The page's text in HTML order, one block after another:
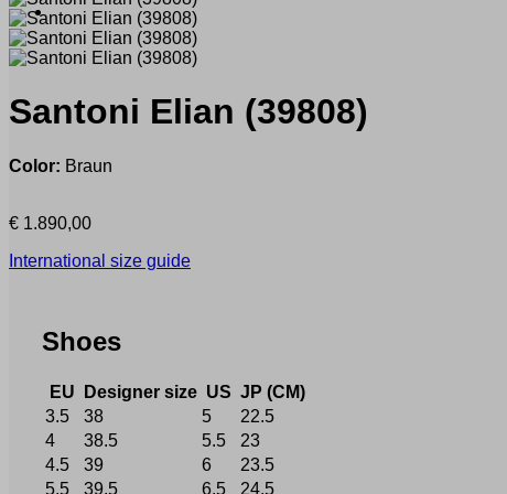
Santoni Elian (39808)
Color: Braun
€ 1.890,00
International size guide
Shoes
EU Designer size US JP (CM)
3.5
38 5
22.5
4
38.5 5.5
23
4.5
39 6
23.5
5.5
39.5 6.5
24.5